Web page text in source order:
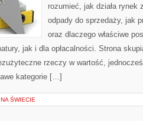
rozumieć, jak działa rynek
odpady do sprzedaży, jak
oraz dlaczego właściwe
jak i dla opłacalności. Strona
rzeczy w wartość,
kategorie […]
ŚWIECIE